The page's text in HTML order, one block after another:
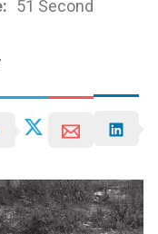
51 Second